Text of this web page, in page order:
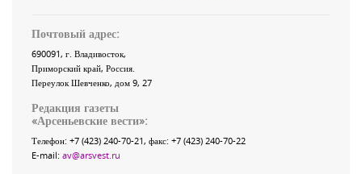
Почтовый адрес:
690091, г. Владивосток,
Приморский край, Россия
Переулок Шевченко, дом 9, 27
Редакция газеты
«Арсеньевские вести»:
Телефон: +7 (423) 240-70-21, факс: +7 (423) 240-70-22
E-mail: av@arsvest.ru